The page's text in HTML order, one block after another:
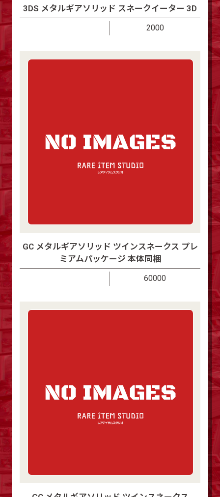
3DS メタルギアソリッド スネークイーター 3D
2000
GC メタルギアソリッド ツインスネークス プレ
ミアムパッケージ 本体同梱
60000